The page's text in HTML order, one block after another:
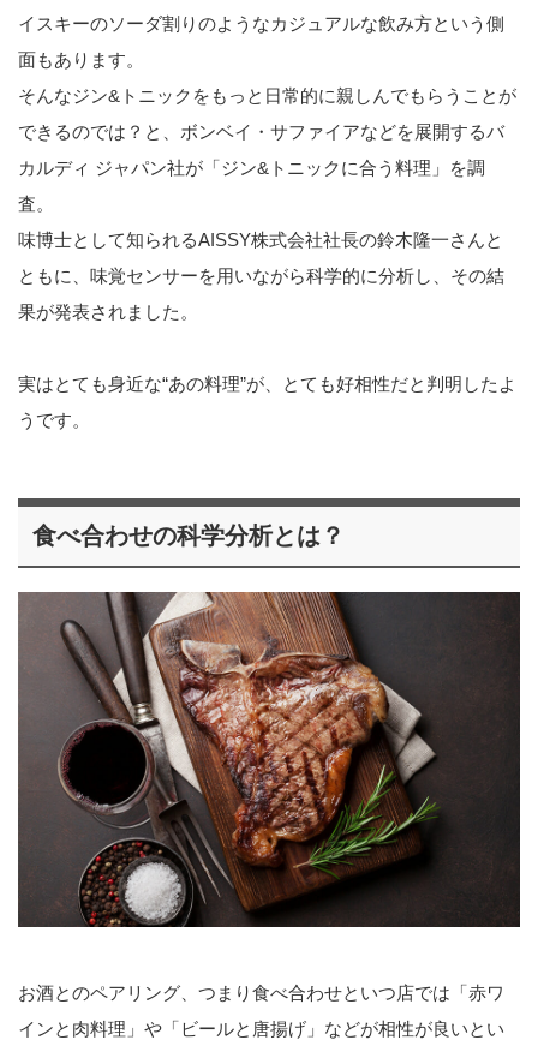
イスキーのソーダ割りのようなカジュアルな飲み方という側
面もあります。
そんなジン&トニックをもっと日常的に親しんでもらうことが
できるのでは？と、ボンベイ・サファイアなどを展開するバ
カルディ ジャパン社が「ジン&トニックに合う料理」を調
査。
味博士として知られるAISSY株式会社社長の鈴木隆一さんと
ともに、味覚センサーを用いながら科学的に分析し、その結
果が発表されました。
実はとても身近な“あの料理”が、とても好相性だと判明したよ
うです。
食べ合わせの科学分析とは？
お酒とのペアリング、つまり食べ合わせといつ店では「赤ワ
インと肉料理」や「ビールと唐揚げ」などが相性が良いとい